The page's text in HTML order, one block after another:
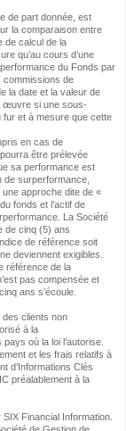
de part donnée, est
la comparaison entre
de calcul de la
qu’au cours d’une
du Fonds par
commissions de
la date et la valeur de
œuvre si une sous-
fur et à mesure que cette
en cas de
être prélevée
sa performance est
surperformance,
approche dite de «
fonds et l’actif de
La Société
de cinq (5) ans
de référence soit
deviennent exigibles.
référence de la
pas compensée et
ans s’écoule.
clients non
à la
où la loi l’autorise.
et les frais relatifs à
d’Informations Clés
préalablement à la
Financial Information.